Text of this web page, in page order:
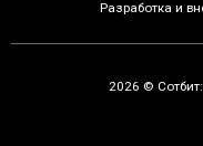
Разработка и
2026 ©